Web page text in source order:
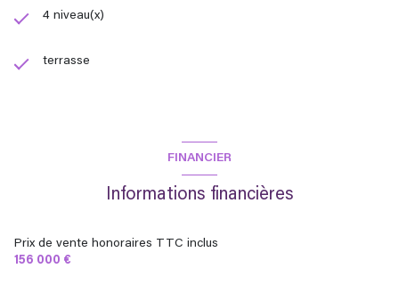
4 niveau(x)
terrasse
FINANCIER
Informations financières
Prix de vente honoraires TTC inclus
156 000 €